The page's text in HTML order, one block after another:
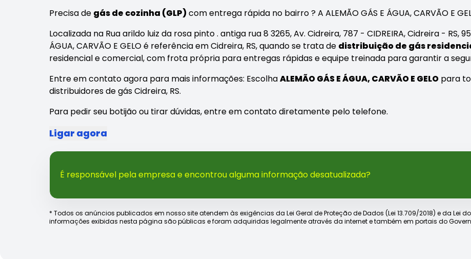
Precisa de gás de cozinha (GLP)com entrega rápida no bairro? A ALEMÃO GÁS E ÁGUA, CARVÃO E
Localizada na Rua arildo luiz da rosa pinto . antiga rua 8 3265, Av. Cidreira, 787 - CIDREIRA, Cidreira - RS,
ÁGUA, CARVÃO E GELO é referência em Cidreira, RS, quando se trata de distribuição de gás
residencial e comercial, com frota própria para entregas rápidas e equipe treinada para garantir a
Entre em contato agora para mais informações: EscolhaALEMÃO GÁS E ÁGUA, CARVÃO E GELO para
distribuidores de gás Cidreira, RS.
Para pedir seu botijão ou tirar dúvidas, entre em contato diretamente pelo telefone.
Ligar agora
É responsável pela empresa e encontrou alguma informação desatualizada?
* Todos os anúncios publicados em nosso site atendem às exigências da Lei Geral de Proteção de Dados (Lei 13.709/2018) e da Lei
informações exibidas nesta página são públicas e foram adquiridas legalmente através da internet e também em portais do